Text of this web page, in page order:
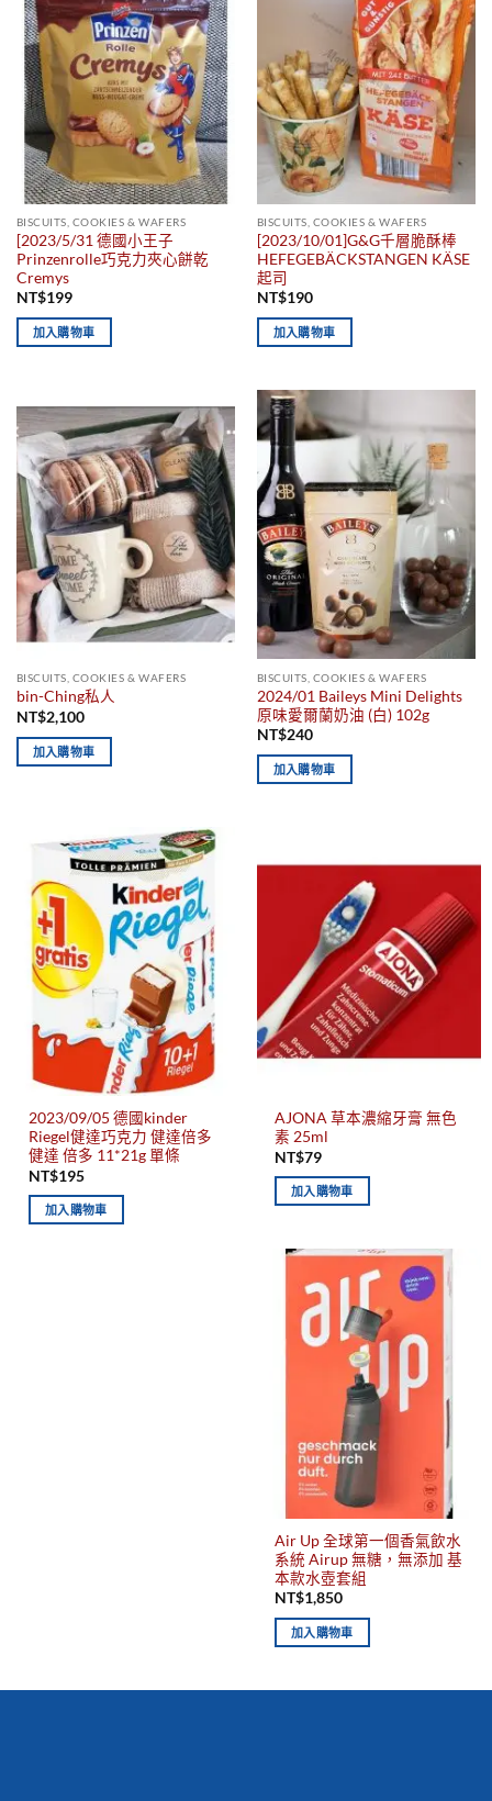
BISCUITS, COOKIES & WAFERS
[2023/5/31 德國小王子
Prinzenrolle巧克力夾心餅乾
Cremys
NT$199
加入購物車
BISCUITS, COOKIES & WAFERS
[2023/10/01]G&G千層脆酥棒
HEFEGEBÄCKSTANGEN KÄSE
起司
NT$190
加入購物車
BISCUITS, COOKIES & WAFERS
bin-Ching私人
NT$2,100
加入購物車
BISCUITS, COOKIES & WAFERS
2024/01 Baileys Mini Delights
原味愛爾蘭奶油 (白) 102g
NT$240
加入購物車
2023/09/05 德國kinder
Riegel健達巧克力 健達倍多
健達 倍多 11*21g 單條
NT$195
加入購物車
AJONA 草本濃縮牙膏 無色
素 25ml
NT$79
加入購物車
Air Up 全球第一個香氣飲水
系統 Airup 無糖，無添加 基
本款水壺套組
NT$1,850
加入購物車